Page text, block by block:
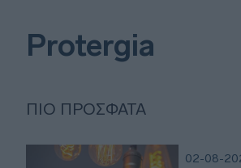
Protergia
ΠΙΟ ΠΡΌΣΦΑΤΑ
02-08-